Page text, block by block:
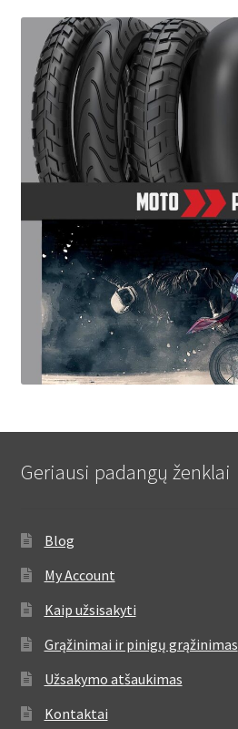
Geriausi padangų ženklai
Blog
My Account
Kaip užsisakyti
Grąžinimai ir pinigų grąžinimas
Užsakymo atšaukimas
Kontaktai